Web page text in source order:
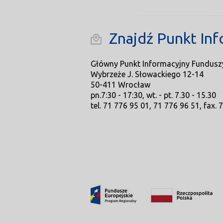
Znajdź Punkt
Główny Punkt Informacyjny
Wybrzeże J. Słowackiego 12-14
50-411 Wrocław
pn.7:30 - 17:30, wt. - pt. 7.30 - 15.30
tel. 71 776 95 01, 71 776 96 51, fax.